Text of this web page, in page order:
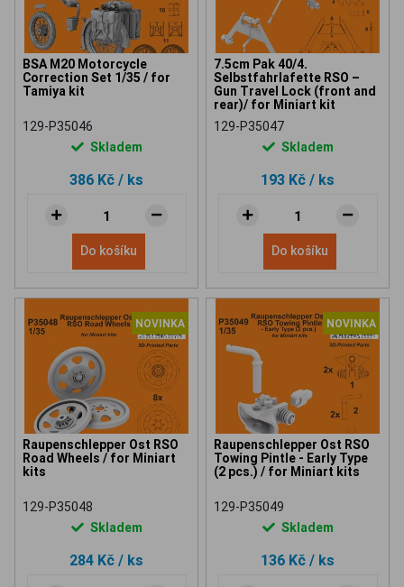
BSA M20 Motorcycle
Correction Set 1/35 / for
Tamiya kit
129-P35046
Skladem
386 Kč / ks
Do košíku
7.5cm Pak 40/4.
Selbstfahrlafette RSO –
Gun Travel Lock (front and
rear)/ for Miniart kit
129-P35047
Skladem
193 Kč / ks
Do košíku
NOVINKA
Raupenschlepper Ost RSO
Road Wheels / for Miniart
kits
129-P35048
Skladem
284 Kč / ks
NOVINKA
Raupenschlepper Ost RSO
Towing Pintle - Early Type
(2 pcs.) / for Miniart kits
129-P35049
Skladem
136 Kč / ks